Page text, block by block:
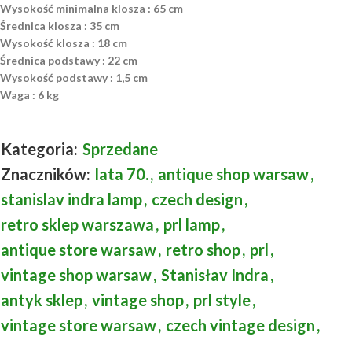
Wysokość minimalna klosza : 65 cm
Średnica klosza : 35 cm
Wysokość klosza : 18 cm
Średnica podstawy : 22 cm
Wysokość podstawy : 1,5 cm
Waga : 6 kg
Kategoria: Sprzedane
Znaczników: lata 70., antique shop warsaw,
stanislav indra lamp, czech design,
retro sklep warszawa, prl lamp,
antique store warsaw, retro shop, prl,
vintage shop warsaw, Stanisłav Indra,
antyk sklep, vintage shop, prl style,
vintage store warsaw, czech vintage design,